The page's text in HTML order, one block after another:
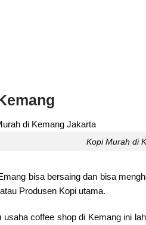
Kopi Murah di
bisa bersaing dan bisa
Produsen Kopi utama.
usaha coffee shop di Kemang ini